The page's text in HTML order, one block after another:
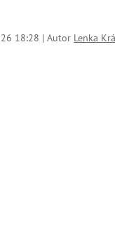
18:28 | Autor Lenka